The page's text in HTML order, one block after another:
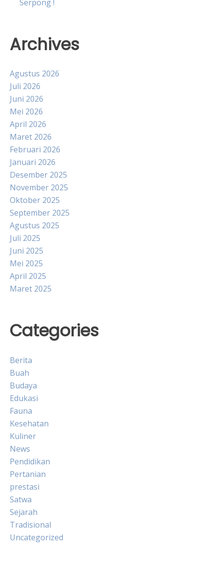
Serpong !
Archives
Agustus 2026
Juli 2026
Juni 2026
Mei 2026
April 2026
Maret 2026
Februari 2026
Januari 2026
Desember 2025
November 2025
Oktober 2025
September 2025
Agustus 2025
Juli 2025
Juni 2025
Mei 2025
April 2025
Maret 2025
Categories
Berita
Buah
Budaya
Edukasi
Fauna
Kesehatan
Kuliner
News
Pendidikan
Pertanian
prestasi
Satwa
Sejarah
Tradisional
Uncategorized